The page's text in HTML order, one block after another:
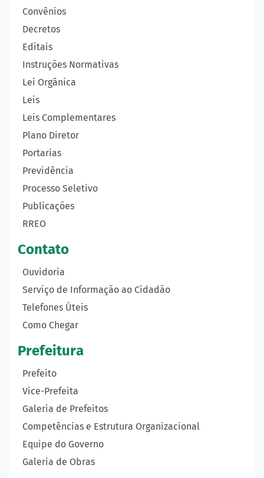
Convênios
Decretos
Editais
Instruções Normativas
Lei Orgânica
Leis
Leis Complementares
Plano Diretor
Portarias
Previdência
Processo Seletivo
Publicações
RREO
Contato
Ouvidoria
Serviço de Informação ao Cidadão
Telefones Úteis
Como Chegar
Prefeitura
Prefeito
Vice-Prefeita
Galeria de Prefeitos
Competências e Estrutura Organizacional
Equipe do Governo
Galeria de Obras